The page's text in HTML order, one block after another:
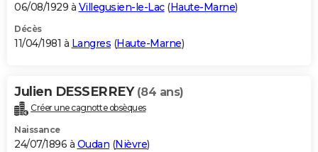
06/08/1929 à Villegusien-le-Lac(Haute-Marne)
Décès
11/04/1981 à Langres (Haute-Marne)
Julien DESSERREY (84 ans)
Créer une cagnotte obsèques
Naissance
24/07/1896 à Oudan (Nièvre)